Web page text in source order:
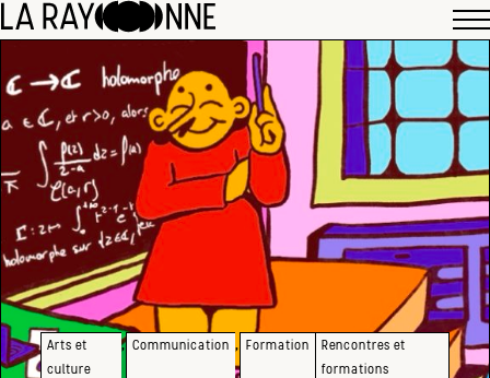
Arts et
culture
, Communication , Formation
Rencontres et
formations